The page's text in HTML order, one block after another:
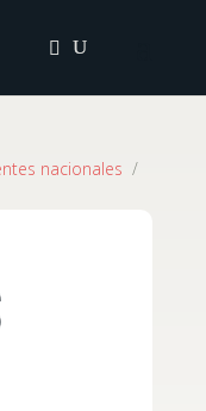
nacionales /